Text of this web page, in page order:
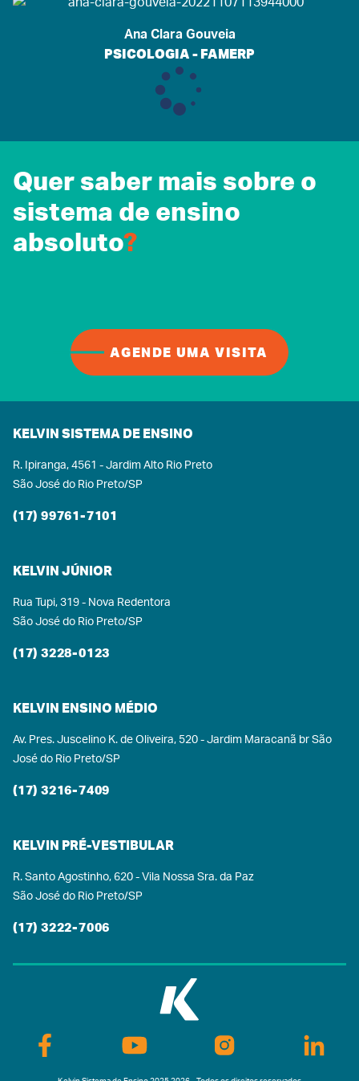
Ana Clara Gouveia
PSICOLOGIA - FAMERP
Quer saber mais sobre o
sistema de ensino
absoluto?
AGENDE UMA VISITA
KELVIN SISTEMA DE ENSINO
R. Ipiranga, 4561 - Jardim Alto Rio Preto
São José do Rio Preto/SP
(17) 99761-7101
KELVIN JÚNIOR
Rua Tupi, 319 - Nova Redentora
São José do Rio Preto/SP
(17) 3228-0123
KELVIN ENSINO MÉDIO
Av. Pres. Juscelino K. de Oliveira, 520 - Jardim Maracanã br São
José do Rio Preto/SP
(17) 3216-7409
KELVIN PRÉ-VESTIBULAR
R. Santo Agostinho, 620 - Vila Nossa Sra. da Paz
São José do Rio Preto/SP
(17) 3222-7006